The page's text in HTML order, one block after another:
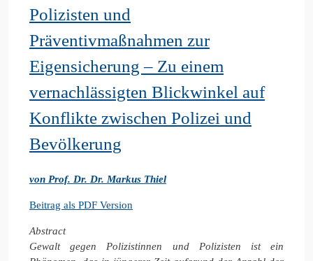
Polizisten und
Präventivmaßnahmen zur
Eigensicherung – Zu einem
vernachlässigten Blickwinkel auf
Konflikte zwischen Polizei und
Bevölkerung
von Prof. Dr. Dr. Markus Thiel
Beitrag als PDF Version
Abstract
Gewalt gegen Polizistinnen und Polizisten ist ein